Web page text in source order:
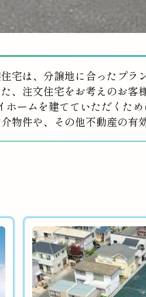
宅は、分譲地に合ったプラ
た、注文住宅をお考えのお客
ホームを建てていただくた
物件や、その他不動産の有